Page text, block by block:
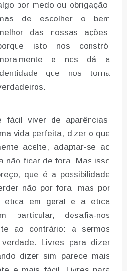
por medo ou obrigação,
de escolher o bem
das nossas ações,
isto nos constrói
e nos dá a
que nos torna
fácil viver de aparências:
vida perfeita, dizer o que
aceite, adaptar-se ao
não ficar de fora. Mas isso
que é a possibilidade
não por fora, mas por
ética em geral e a ética
particular, desafia-nos
ao contrário: a sermos
verdade. Livres para dizer
dizer sim parece mais